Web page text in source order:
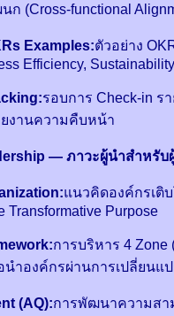
ก (Cross-functional
Examples:ตัวอย่าง
Efficiency, Sustainability
รอบการ Check-in ร
งานความคืบหน้า
— ภาวะผู้นำสำหรับ
แนวคิดองค์กรเติ
Transformative Purpose
การบริหาร 4 Zone
นำองค์กรผ่านการเปลี่ยนแ
(AQ):การพัฒนาความสา